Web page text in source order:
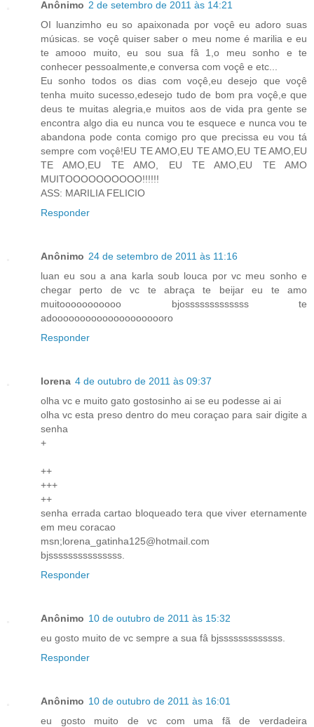
Anônimo 2 de setembro de 2011 às 14:21
OI luanzimho eu so apaixonada por voçê eu adoro suas
músicas. se voçê quiser saber o meu nome é marilia e eu
te amooo muito, eu sou sua fâ 1,o meu sonho e te
conhecer pessoalmente,e conversa com voçê e etc...
Eu sonho todos os dias com voçê,eu desejo que voçê
tenha muito sucesso,edesejo tudo de bom pra voçê,e que
deus te muitas alegria,e muitos aos de vida pra gente se
encontra algo dia eu nunca vou te esquece e nunca vou te
abandona pode conta comigo pro que precissa eu vou tá
sempre com voçê!EU TE AMO,EU TE AMO,EU TE AMO,EU
TE AMO,EU TE AMO, EU TE AMO,EU TE AMO
MUITOOOOOOOOOO!!!!!!
ASS: MARILIA FELICIO
Responder
Anônimo 24 de setembro de 2011 às 11:16
luan eu sou a ana karla soub louca por vc meu sonho e
chegar perto de vc te abraça te beijar eu te amo
muitooooooooooo bjosssssssssssss te
adooooooooooooooooooooro
Responder
lorena 4 de outubro de 2011 às 09:37
olha vc e muito gato gostosinho ai se eu podesse ai ai
olha vc esta preso dentro do meu coraçao para sair digite a
senha
+
++
+++
++
senha errada cartao bloqueado tera que viver eternamente
em meu coracao
msn;lorena_gatinha125@hotmail.com
bjsssssssssssssss.
Responder
Anônimo 10 de outubro de 2011 às 15:32
eu gosto muito de vc sempre a sua fâ bjsssssssssssss.
Responder
Anônimo 10 de outubro de 2011 às 16:01
eu gosto muito de vc com uma fã de verdadeira